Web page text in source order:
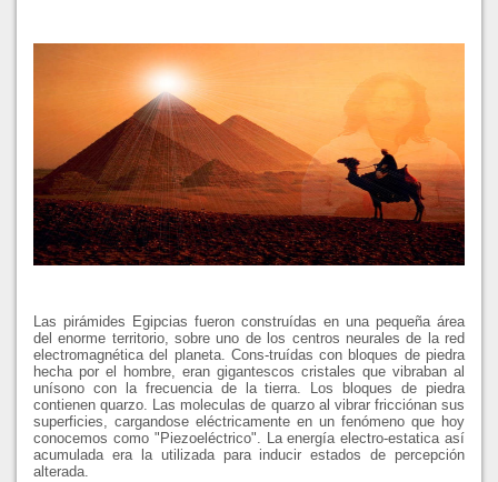
Las pirámides Egipcias fueron construídas en una pequeña área
del enorme territorio, sobre uno de los centros neurales de la red
electromagnética del planeta. Cons-truídas con bloques de piedra
hecha por el hombre, eran gigantescos cristales que vibraban al
unísono con la frecuencia de la tierra. Los bloques de piedra
contienen quarzo. Las moleculas de quarzo al vibrar fricciónan sus
superficies, cargandose eléctricamente en un fenómeno que hoy
conocemos como "Piezoeléctrico". La energía electro-estatica así
acumulada era la utilizada para inducir estados de percepción
alterada.